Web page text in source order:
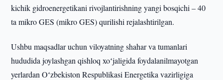
kichik gidroenergetikani rivojlantirishning yangi bosqichi – 40
ta mikro GES (mikro GES) qurilishi rejalashtirilgan.
Ushbu maqsadlar uchun viloyatning shahar va tumanlari
hududida joylashgan qishloq xoʻjaligida foydalanilmayotgan
yerlardan Oʻzbekiston Respublikasi Energetika vazirligiga